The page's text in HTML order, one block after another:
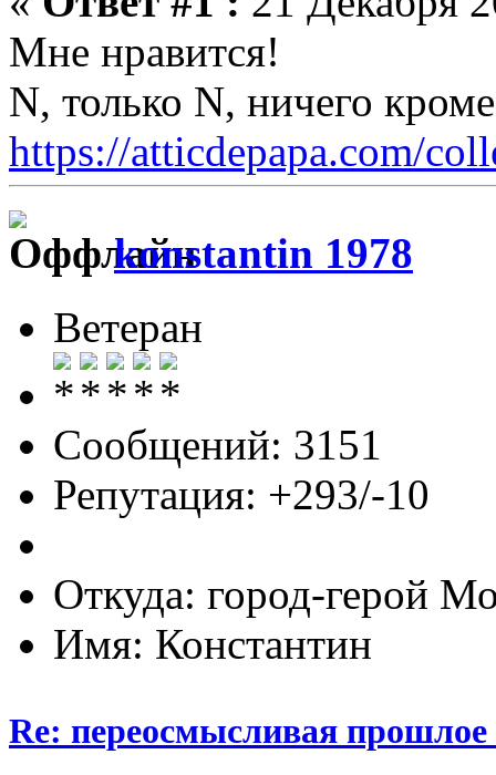
Мне нравится!
N, только N, ничего
https://atticdepapa.com/
konstantin 1978
Ветеран
Сообщений: 3151
Репутация: +293/-10
Откуда: город-герой
Имя: Константин
Re: переосмысливая